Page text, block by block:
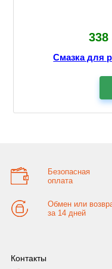
338
Смазка для
Безопасная
оплата
Обмен или
за 14 дней
Контакты